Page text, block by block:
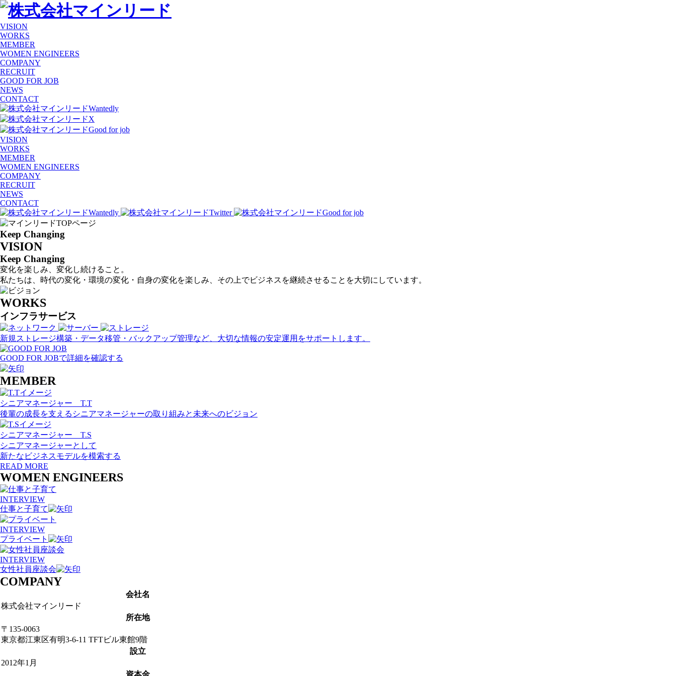
VISION
WORKS
MEMBER
WOMEN ENGINEERS
COMPANY
RECRUIT
GOOD FOR JOB
NEWS
CONTACT
VISION
WORKS
MEMBER
WOMEN ENGINEERS
COMPANY
RECRUIT
NEWS
CONTACT
Keep Changing
VISION
Keep Changing
変化を楽しみ、変化し続けること。
私たちは、時代の変化・環境の変化・自身の変化を楽しみ、その上でビジネスを継続させることを大切にしています。
WORKS
インフラサービス
新規ストレージ構築・データ移管・バックアップ管理など、大切な情報の安定運用をサポートします。
GOOD FOR JOBで詳細を確認する
MEMBER
シニアマネージャー T.T
後輩の成長を支えるシニアマネージャーの取り組みと未来へのビジョン
シニアマネージャー T.S
シニアマネージャーとして
新たなビジネスモデルを模索する
READ MORE
WOMEN ENGINEERS
INTERVIEW
仕事と子育て
INTERVIEW
プライベート
INTERVIEW
女性社員座談会
COMPANY
会社名
株式会社マインリード
所在地
〒135-0063
東京都江東区有明3-6-11 TFTビル東館9階
設立
2012年1月
資本金